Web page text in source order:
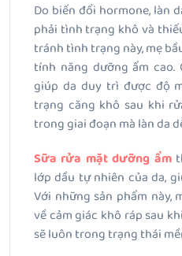
Do biến đổi hormone, làn
phải tình trạng khô và
tránh tình trạng này, mẹ
tính năng dưỡng ẩm cao.
giúp da duy trì được độ
trạng căng khô sau khi
trong giai đoạn mà làn da
Sữa rửa mặt dưỡng ẩm
lớp dầu tự nhiên của da,
Với những sản phẩm này,
về cảm giác khô ráp sau
sẽ luôn trong trạng thái